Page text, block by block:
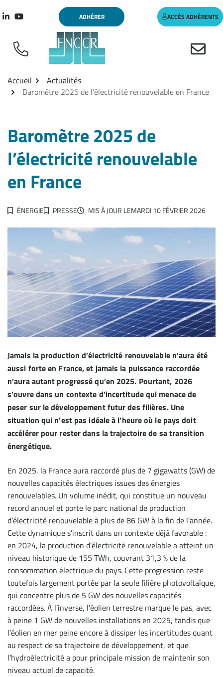
au
Lien vers le compte Linkedin
Lien vers la chaîne Youtube
ADHÉRER ACCÈS ADHÉRENTS
Accueil
Actualités
Baromètre 2025 de l’électricité renouvelable en France
Baromètre 2025 de
l’électricité renouvelable
en France
ÉNERGIE PRESSE MIS À JOUR LEMARDI 10 FÉVRIER 2026
Jamais la production d’électricité renouvelable n’aura été
aussi forte en France, et jamais la puissance raccordée
n’aura autant progressé qu’en 2025. Pourtant, 2026
s’ouvre dans un contexte d’incertitude qui menace de
peser sur le développement futur des filières. Une
situation qui n’est pas idéale à l’heure où le pays doit
accélérer pour rester dans la trajectoire de sa transition
énergétique.
En 2025, la France aura raccordé plus de 7 gigawatts (GW) de
nouvelles capacités électriques issues des énergies
renouvelables. Un volume inédit, qui constitue un nouveau
record annuel et porte le parc national de production
d’électricité renouvelable à plus de 86 GW à la fin de l’année.
Cette dynamique s’inscrit dans un contexte déjà favorable :
en 2024, la production d’électricité renouvelable a atteint un
niveau historique de 155 TWh, couvrant 31,3 % de la
consommation électrique du pays. Cette progression reste
toutefois largement portée par la seule filière photovoltaïque,
qui concentre plus de 5 GW des nouvelles capacités
raccordées. À l’inverse, l’éolien terrestre marque le pas, avec
à peine 1 GW de nouvelles installations en 2025, tandis que
l’éolien en mer peine encore à dissiper les incertitudes quant
au respect de sa trajectoire de développement, et que
l’hydroélectricité a pour principale mission de maintenir son
niveau actuel de capacité.